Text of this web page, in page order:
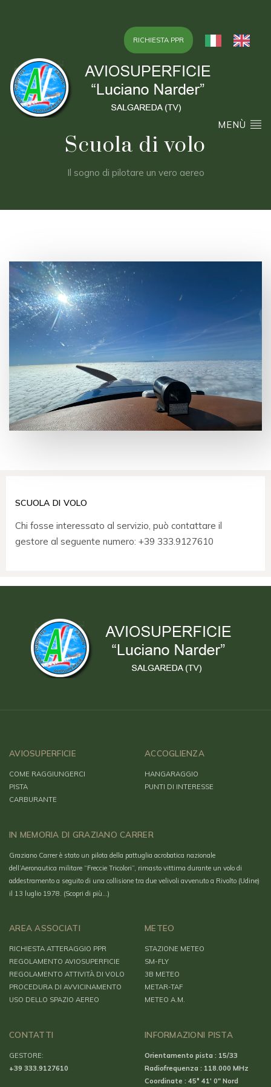
RICHIESTA PPR
MENÙ
Scuola di volo
Il sogno di pilotare un vero aereo
SCUOLA DI VOLO
Chi fosse interessato al servizio, può contattare il
gestore al seguente numero: +39 333.9127610
AVIOSUPERFICIE
COME RAGGIUNGERCI
PISTA
CARBURANTE
ACCOGLIENZA
HANGARAGGIO
PUNTI DI INTERESSE
IN MEMORIA DI GRAZIANO CARRER
Graziano Carrer è stato un pilota della pattuglia acrobatica nazionale
dell’Aeronautica militare “Freccie Tricolori”, rimasto vittima durante un volo di
addestramento a seguito di una collisione tra due velivoli avvenuto a Rivolto (Udine)
il 13 luglio 1978. (Scopri di più…)
AREA ASSOCIATI
RICHIESTA ATTERAGGIO PPR
REGOLAMENTO AVIOSUPERFICIE
REGOLAMENTO ATTIVITÀ DI VOLO
PROCEDURA DI AVVICINAMENTO
USO DELLO SPAZIO AEREO
METEO
STAZIONE METEO
SM-FLY
3B METEO
METAR-TAF
METEO A.M.
CONTATTI
GESTORE:
+39 333.9127610
INFORMAZIONI PISTA
Orientamento pista : 15/33
Radiofrequenza : 118.000 MHz
Coordinate : 45° 41′ 0″ Nord